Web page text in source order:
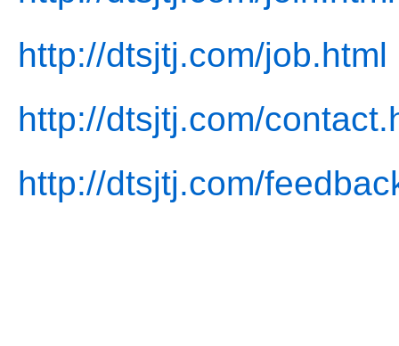
http://dtsjtj.com/job.html
http://dtsjtj.com/
http://dtsjtj.com/